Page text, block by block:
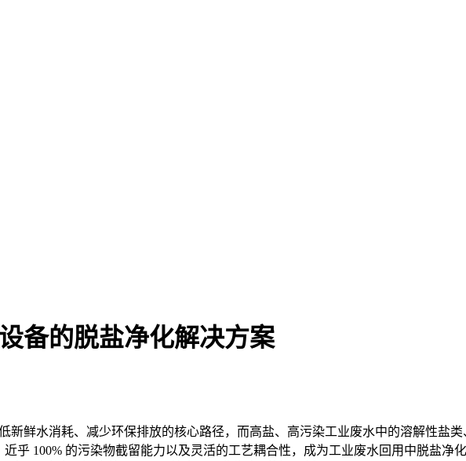
备的脱盐净化解决方案
新鲜水消耗、减少环保排放的核心路径，而高盐、高污染工业废水中的溶解性盐
近乎 100% 的污染物截留能力以及灵活的工艺耦合性，成为工业废水回用中脱盐净